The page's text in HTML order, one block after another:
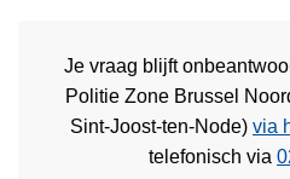
Je vraag blijft
Politie Zone Brussel
Sint-Joost-ten-Node) via
telefonisch via